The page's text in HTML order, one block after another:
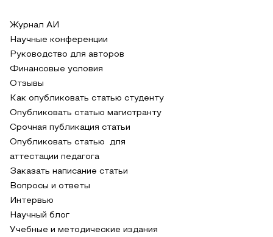
Журнал АИ
Научные конференции
Руководство для авторов
Финансовые условия
Отзывы
Как опубликовать статью студенту
Опубликовать статью магистранту
Срочная публикация статьи
Опубликовать статью для
аттестации педагога
Заказать написание статьи
Вопросы и ответы
Интервью
Научный блог
Учебные и методические издания